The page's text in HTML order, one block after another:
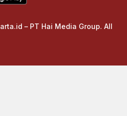
– PT Hai Media Group. All